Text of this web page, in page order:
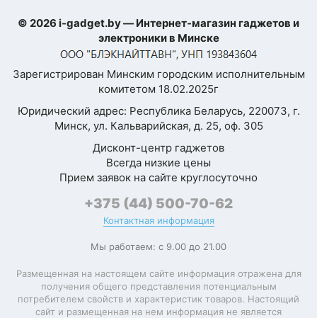
© 2026 i-gadget.by — Интернет-магазин гаджетов и
электроники в Минске
Зарегистрирован Минским городским исполнительным
комитетом 18.02.2025г
Юридический адрес: Республика Беларусь, 220073, г.
Минск, ул. Кальварийская, д. 25, оф. 305
Дисконт-центр гаджетов
Всегда низкие цены
Прием заявок на сайте круглосуточно
+375 (44) 500-70-62
Контактная информация
Мы работаем: с 9.00 до 21.00
Размещенная на настоящем сайте информация отражена для
получения общего представления потенциальным
потребителем свойств и характеристик товаров. Настоящий
сайт и размещенная на нем информация не является